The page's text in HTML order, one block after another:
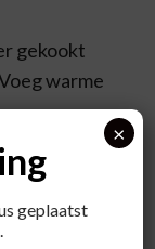
gekookt
warme
geplaatst
×